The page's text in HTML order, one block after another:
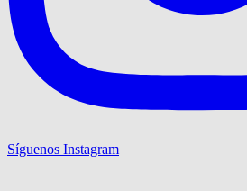
Síguenos Instagram